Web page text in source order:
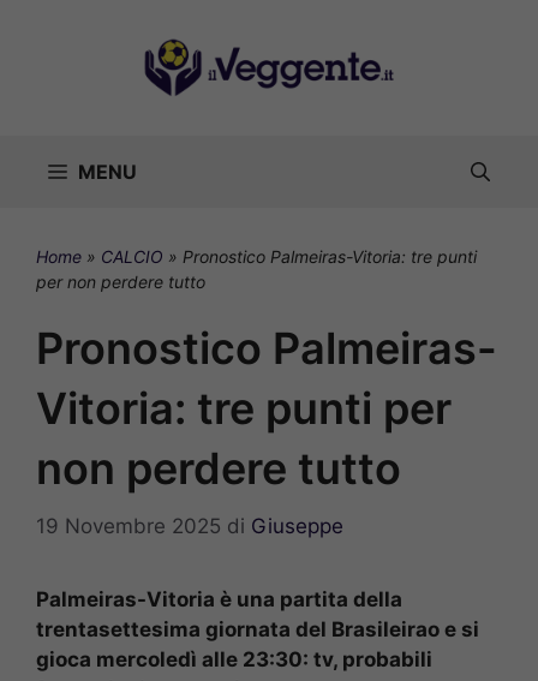
MENU
Home » CALCIO » Pronostico Palmeiras-Vitoria: tre punti
per non perdere tutto
Pronostico Palmeiras-
Vitoria: tre punti per
non perdere tutto
19 Novembre 2025 di Giuseppe
Palmeiras-Vitoria è una partita della
trentasettesima giornata del Brasileirao e si
gioca mercoledì alle 23:30: tv, probabili